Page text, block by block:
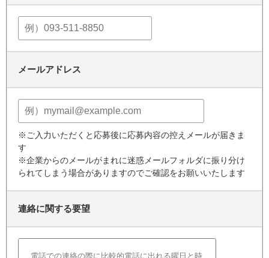
メールアドレス
※ご入力いただくと応募後に応募内容の控えメールが届きま
す
※企業からのメールがまれに迷惑メールフォルダに振り分け
られてしまう場合がありますのでご確認をお願いいたします
連絡に関する要望